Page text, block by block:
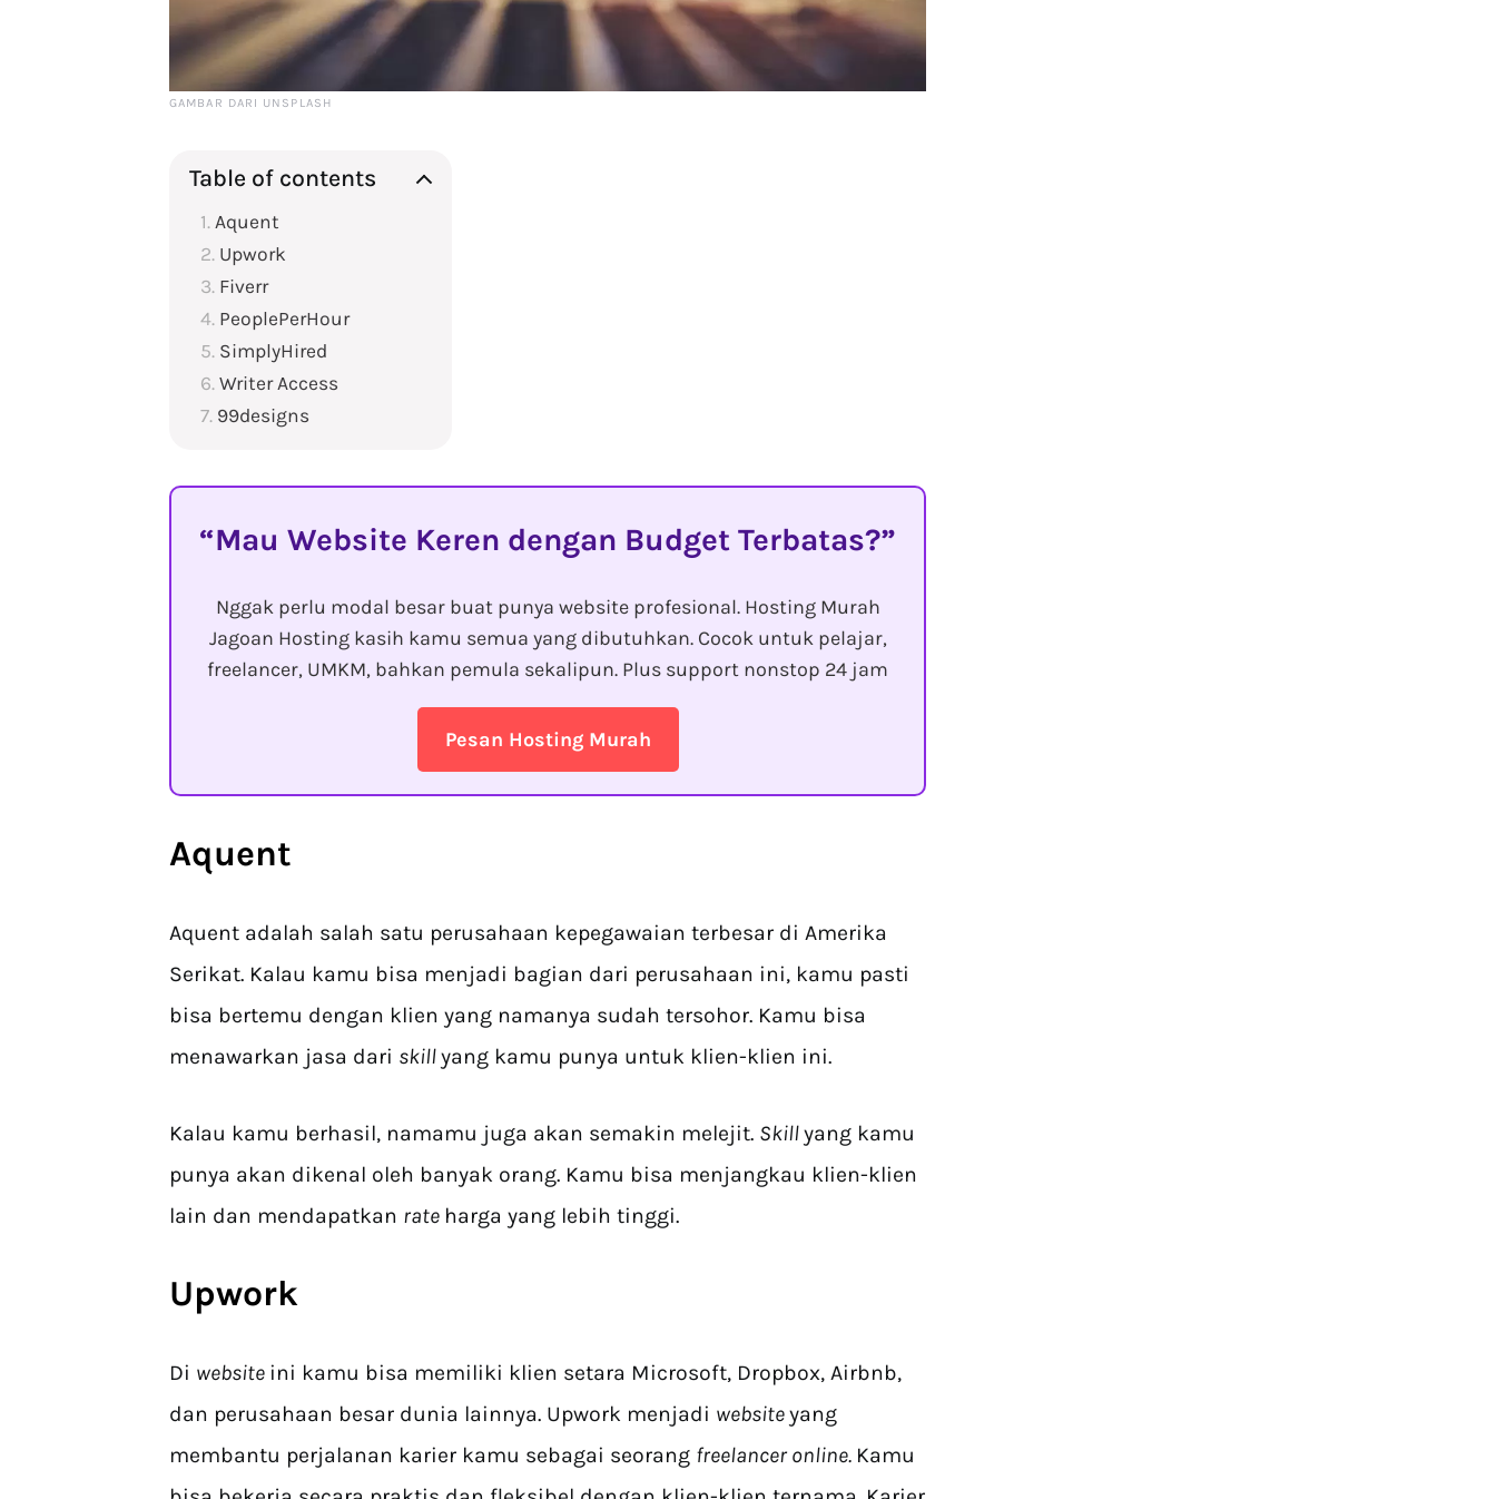
GAMBAR DARI UNSPLASH
Table of contents
Aquent
Upwork
Fiverr
PeoplePerHour
SimplyHired
Writer Access
99designs
Mau Website Keren dengan Budget Terbatas?
Nggak perlu modal besar buat punya website profesional. Hosting Murah
Jagoan Hosting kasih kamu semua yang dibutuhkan. Cocok untuk pelajar,
freelancer, UMKM, bahkan pemula sekalipun. Plus support nonstop 24 jam
Pesan Hosting Murah
Aquent
Aquent adalah salah satu perusahaan kepegawaian terbesar di Amerika
Serikat. Kalau kamu bisa menjadi bagian dari perusahaan ini, kamu pasti
bisa bertemu dengan klien yang namanya sudah tersohor. Kamu bisa
menawarkan jasa dari skillyang kamu punya untuk klien-klien ini.
Kalau kamu berhasil, namamu juga akan semakin melejit. Skillyang kamu
punya akan dikenal oleh banyak orang. Kamu bisa menjangkau klien-klien
lain dan mendapatkan rate harga yang lebih tinggi.
Upwork
Di website ini kamu bisa memiliki klien setara Microsoft, Dropbox, Airbnb,
dan perusahaan besar dunia lainnya. Upwork menjadi websiteyang
membantu perjalanan karier kamu sebagai seorang freelancer online. Kamu